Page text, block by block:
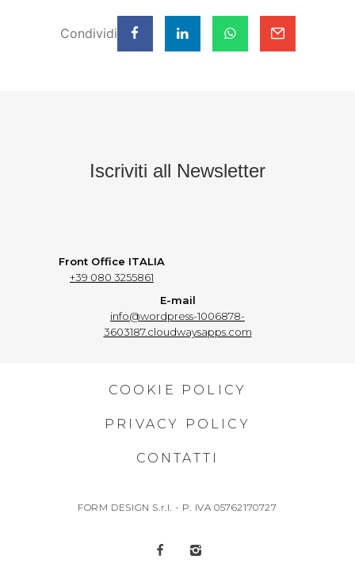
Condividi
Iscriviti all Newsletter
Front Office ITALIA
+39 080 3255861
E-mail
info@wordpress-1006878-
3603187.cloudwaysapps.com
COOKIE POLICY
PRIVACY POLICY
CONTATTI
FORM DESIGN S.r.l. - P. IVA 05762170727